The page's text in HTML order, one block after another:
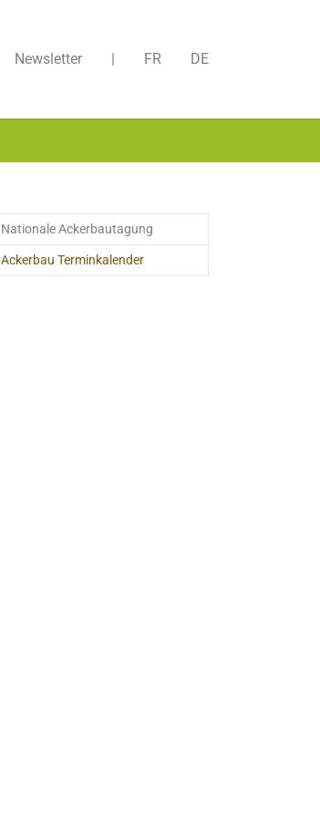
Newsletter | FR DE
Nationale Ackerbautagung
Ackerbau Terminkalender(current)